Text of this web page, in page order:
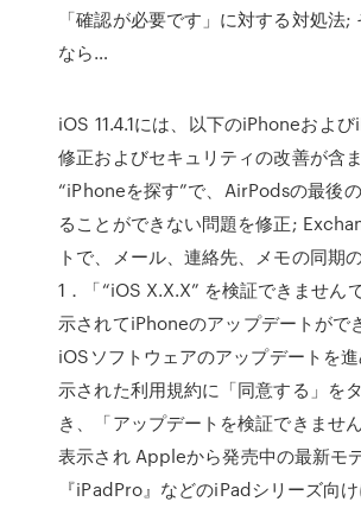
「確認が必要です」に対する対処法;
なら…
iOS 11.4.1には、以下のiPhoneおよ
修正およびセキュリティの改善が含
“iPhoneを探す”で、AirPodsの最後
ることができない問題を修正;
トで、メール、連絡先、メモの同期
1．「“iOS X.X.X” を検証できません
示されてiPhoneのアップデートがで
iOSソフトウェアのアップデートを
示された利用規約に「同意する」を
き、「アップデートを検証できませ
表示され Appleから発売中の最新モ
『iPadPro』などのiPadシリーズ向